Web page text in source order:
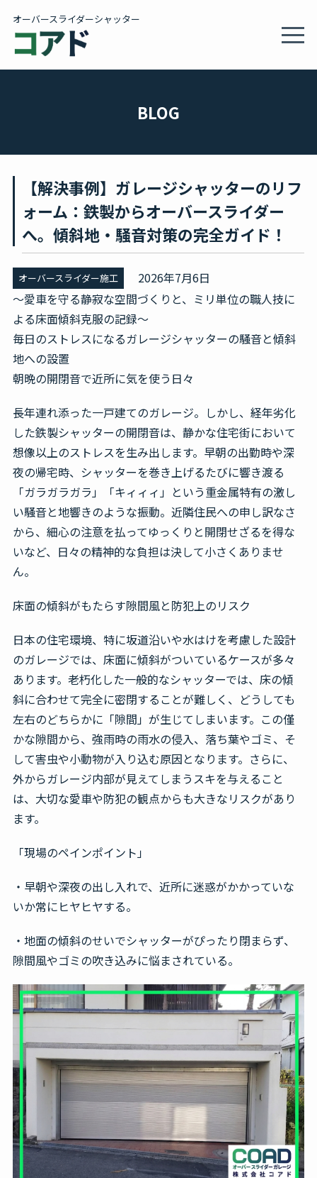
オーバースライダーシャッター
会社概要
カタログ
BLOG
無料見積・お問合せ
BLOG
【解決事例】ガレージシャッターのリフ
ォーム：鉄製からオーバースライダー
へ。傾斜地・騒音対策の完全ガイド！
オーバースライダー施工
2026年7月6日
～愛車を守る静寂な空間づくりと、ミリ単位の職人技に
よる床面傾斜克服の記録～
毎日のストレスになるガレージシャッターの騒音と傾斜
地への設置
朝晩の開閉音で近所に気を使う日々
長年連れ添った一戸建てのガレージ。しかし、経年劣化
した鉄製シャッターの開閉音は、静かな住宅街において
想像以上のストレスを生み出します。早朝の出勤時や深
夜の帰宅時、シャッターを巻き上げるたびに響き渡る
「ガラガラガラ」「キィィィ」という重金属特有の激し
い騒音と地響きのような振動。近隣住民への申し訳なさ
から、細心の注意を払ってゆっくりと開閉せざるを得な
いなど、日々の精神的な負担は決して小さくありませ
ん。
床面の傾斜がもたらす隙間風と防犯上のリスク
日本の住宅環境、特に坂道沿いや水はけを考慮した設計
のガレージでは、床面に傾斜がついているケースが多々
あります。老朽化した一般的なシャッターでは、床の傾
斜に合わせて完全に密閉することが難しく、どうしても
左右のどちらかに「隙間」が生じてしまいます。この僅
かな隙間から、強雨時の雨水の侵入、落ち葉やゴミ、そ
して害虫や小動物が入り込む原因となります。さらに、
外からガレージ内部が見えてしまうスキを与えること
は、大切な愛車や防犯の観点からも大きなリスクがあり
ます。
「現場のペインポイント」
・早朝や深夜の出し入れで、近所に迷惑がかかっていな
いか常にヒヤヒヤする。
・地面の傾斜のせいでシャッターがぴったり閉まらず、
隙間風やゴミの吹き込みに悩まされている。